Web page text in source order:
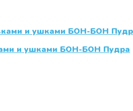
и ушками БОН-БОН Пудра